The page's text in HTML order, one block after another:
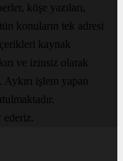
köşe yazıları,
konuların tek adresi
kaynak
ve izinsiz olarak
işlem yapan